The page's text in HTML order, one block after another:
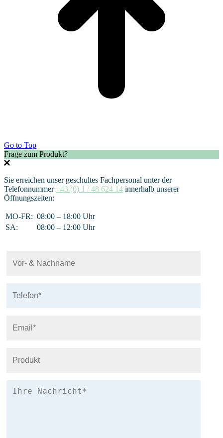
Go to Top
Frage zum Produkt?
Sie erreichen unser geschultes Fachpersonal unter der
Telefonnummer +43 (0) 1 / 48 624 14 innerhalb unserer
Öffnungszeiten:
MO-FR: 08:00 – 18:00 Uhr
SA:
08:00 – 12:00 Uhr